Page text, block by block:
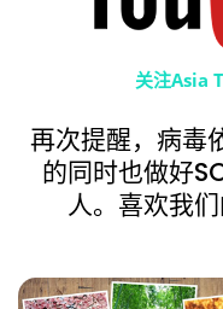
关注Asia
再次提醒，病毒
的同时也做好
人。喜欢我